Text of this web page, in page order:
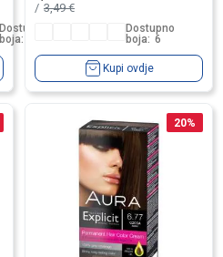
Dostupno
boja:
3,49€
Dostupno
boja: 6
Kupi ovdje
20%